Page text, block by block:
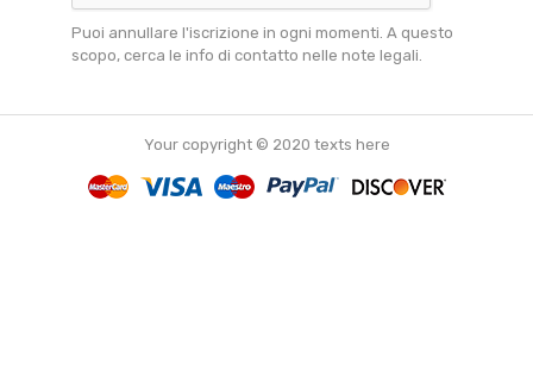
Puoi annullare l'iscrizione in ogni momenti. A questo
scopo, cerca le info di contatto nelle note legali.
Your copyright © 2020 texts here